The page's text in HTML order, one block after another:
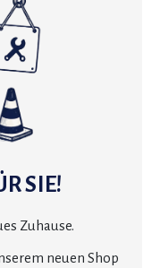
SIE!
Zuhause.
neuen Shop